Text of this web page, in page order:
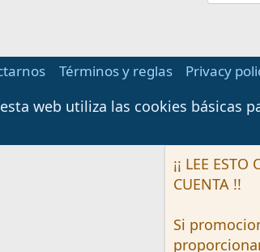
Términos y reglas Privacy
web utiliza las cookies básicas
¡¡ LEE ESTO
CUENTA !!
Si